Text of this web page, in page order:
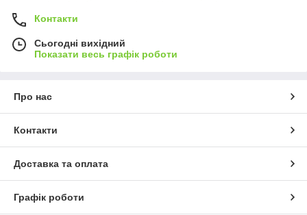
Контакти
Сьогодні вихідний
Показати весь графік роботи
Про нас
Контакти
Доставка та оплата
Графік роботи